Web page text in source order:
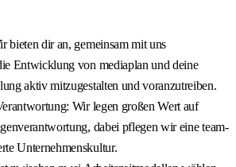
bieten dir an, gemeinsam mit uns
Entwicklung von mediaplan und deine
aktiv mitzugestalten und voranzutreiben.
Wir legen großen Wert auf
dabei pflegen wir eine team-
Unternehmenskultur.